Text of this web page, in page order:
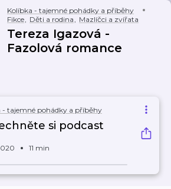
Kolíbka - tajemné pohádky a příběhy
Fikce, Děti a rodina, Mazlíčci a zvířata
Tereza Igazová -
Fazolová romance
- tajemné pohádky a příběhy
si podcast
11 min